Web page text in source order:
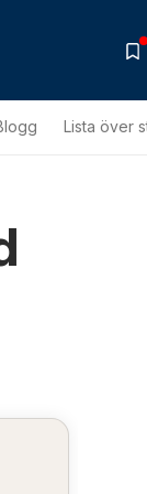
Lista över